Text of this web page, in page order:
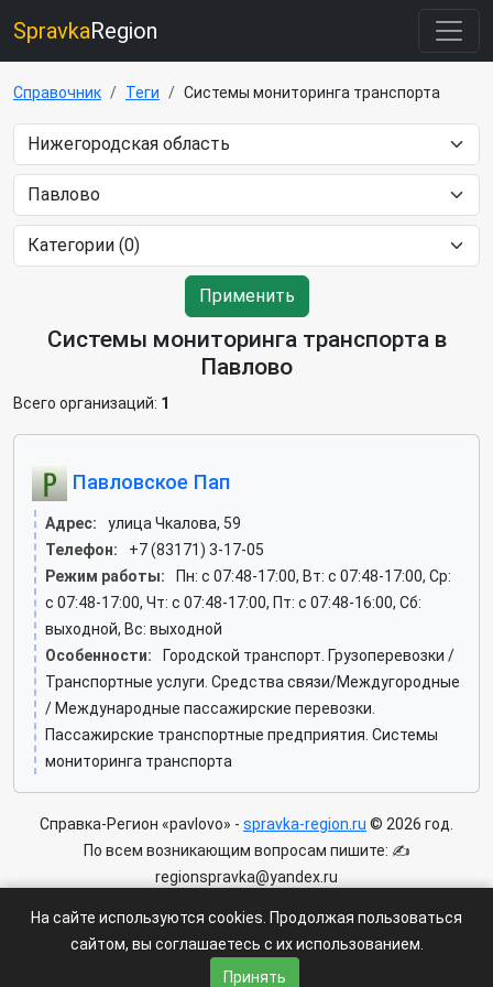
SpravkaRegion
Справочник Теги Системы мониторинга транспорта
Применить
Системы мониторинга транспорта в
Павлово
Всего организаций: 1
Павловское Пап
Адрес:
улица Чкалова, 59
Телефон:
+7 (83171) 3-17-05
Режим работы:
Пн: c 07:48-17:00, Вт: c 07:48-17:00, Ср:
c 07:48-17:00, Чт: c 07:48-17:00, Пт: c 07:48-16:00, Сб:
выходной, Вс: выходной
Особенности:
Городской транспорт. Грузоперевозки /
Транспортные услуги. Средства связи/Междугородные
/ Международные пассажирские перевозки.
Пассажирские транспортные предприятия. Системы
мониторинга транспорта
Справка-Регион «pavlovo» - spravka-region.ru © 2026 год.
По всем возникающим вопросам пишите: ✍
regionspravka@yandex.ru
ограничения 6+.
Пользовательское соглашение|Политика конфиденциальности
На сайте используются cookies. Продолжая пользоваться
сайтом, вы соглашаетесь с их использованием.
Принять